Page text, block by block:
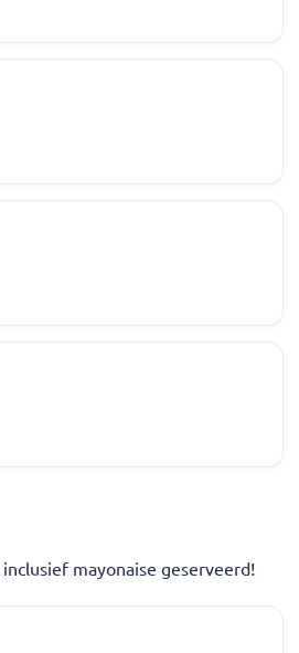
mayonaise geserveerd!